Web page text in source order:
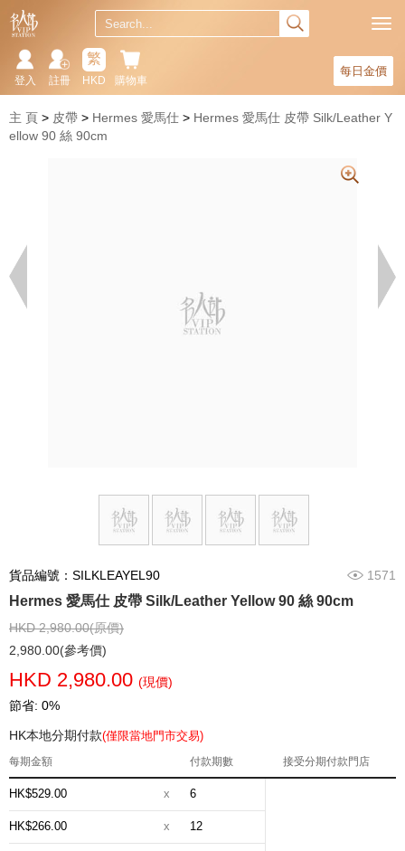
每日金價
購物車
繁
HKD
註冊
登入
主 頁 皮帶 Hermes 愛馬仕
Hermes 愛馬仕 皮帶 Silk/Leather Y
ellow 90 絲 90cm
貨品編號：SILKLEAYEL90 1571
Hermes 愛馬仕 皮帶 Silk/Leather Yellow 90 絲 90cm
HKD 2,980.00(原價)
2,980.00(參考價)
HKD 2,980.00 (現價)
節省: 0%
HK本地分期付款(僅限當地門市交易)
每期金額 付款期數 接受分期付款門店
HK$529.00 x 6
HK$266.00 x 12